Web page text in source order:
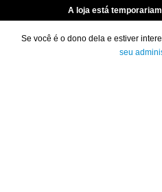
A loja está
Se você é o dono dela e estiver
seu